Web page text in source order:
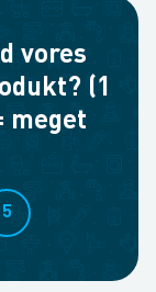
vores
(1
meget
5